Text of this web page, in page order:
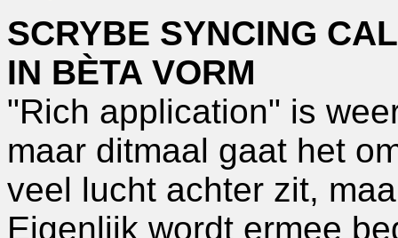
SCRYBE SYNCING
IN BÈTA VORM
"Rich application" is
maar ditmaal gaat het
veel lucht achter zit,
Eigenlijk wordt ermee